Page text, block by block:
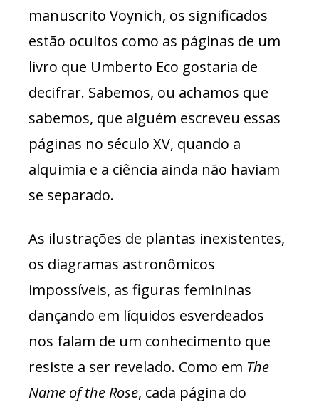
manuscrito Voynich, os significados
estão ocultos como as páginas de um
livro que Umberto Eco gostaria de
decifrar. Sabemos, ou achamos que
sabemos, que alguém escreveu essas
páginas no século XV, quando a
alquimia e a ciência ainda não haviam
se separado.
As ilustrações de plantas inexistentes,
os diagramas astronômicos
impossíveis, as figuras femininas
dançando em líquidos esverdeados
nos falam de um conhecimento que
resiste a ser revelado. Como em The
Name of the Rose, cada página do